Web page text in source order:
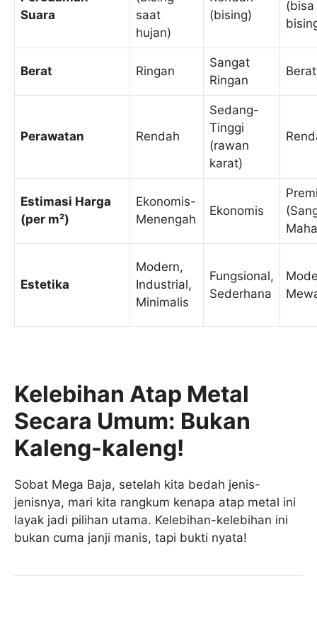
Suara
saat
hujan)
(bising)
(bisa
Berat Ringan
Sangat
Ringan
Berat
Perawatan Rendah
Sedang-
Tinggi
(rawan
karat)
Estimasi Harga
(per m²)
Ekonomis-
Menengah
Ekonomis
Estetika
Modern,
Industrial,
Minimalis
Fungsional,
Sederhana
Kelebihan Atap Metal
Secara Umum: Bukan
Kaleng-kaleng!
Sobat Mega Baja, setelah kita bedah jenis-
jenisnya, mari kita rangkum kenapa atap metal ini
layak jadi pilihan utama. Kelebihan-kelebihan ini
bukan cuma janji manis, tapi bukti nyata!